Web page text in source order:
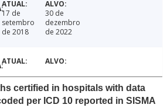
17 de
setembro
de 2018
30 de
dezembro
de 2022
certified in hospitals with data
per ICD 10 reported in SISMA